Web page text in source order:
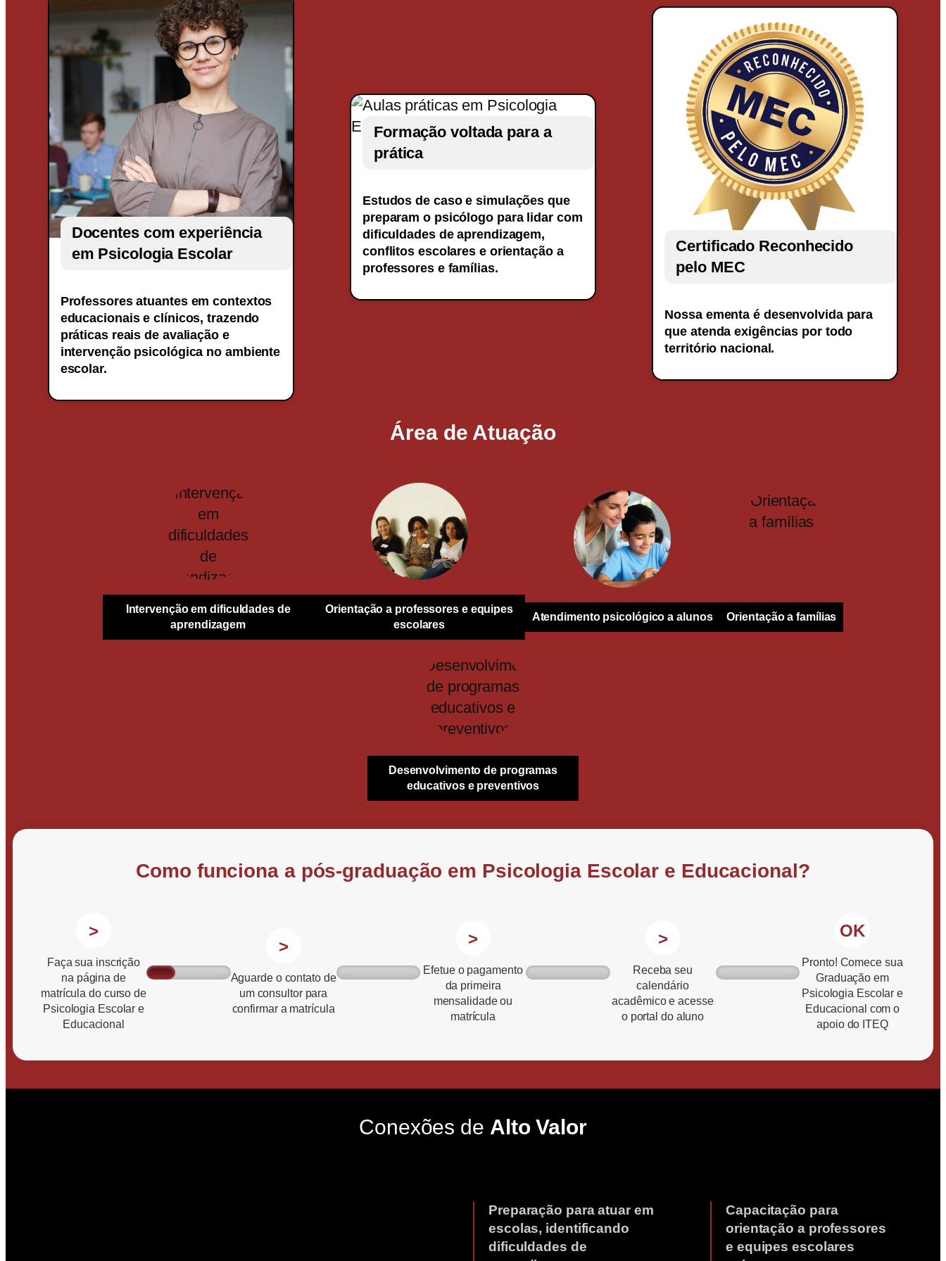
Docentes com experiência
em Psicologia Escolar
Professores atuantes em contextos
educacionais e clínicos, trazendo
práticas reais de avaliação e
intervenção psicológica no ambiente
escolar.
Formação voltada para a
prática
Estudos de caso e simulações que
preparam o psicólogo para lidar com
dificuldades de aprendizagem,
conflitos escolares e orientação a
professores e famílias.
Certificado Reconhecido
pelo MEC
Nossa ementa é desenvolvida para
que atenda exigências por todo
território nacional.
Área de Atuação
Intervenção em dificuldades de
aprendizagem
Orientação a professores e equipes
escolares
Atendimento psicológico a alunos Orientação a famílias
Desenvolvimento de programas
educativos e preventivos
Como funciona a pós-graduação em Psicologia Escolar e Educacional?
>
Faça sua inscrição
na página de
matrícula do curso de
Psicologia Escolar e
Educacional
>
Aguarde o contato de
um consultor para
confirmar a matrícula
>
Efetue o pagamento
da primeira
mensalidade ou
matrícula
>
Receba seu
calendário
acadêmico e acesse
o portal do aluno
OK
Pronto! Comece sua
Graduação em
Psicologia Escolar e
Educacional com o
apoio do ITEQ
Conexões de Alto Valor
Preparação para atuar em
escolas, identificando
dificuldades de
Capacitação para
orientação a professores
e equipes escolares